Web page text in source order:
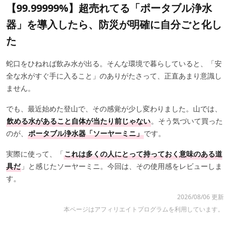
【99.99999%】超売れてる「ポータブル浄水
器」を導入したら、防災が明確に自分ごと化し
た
蛇口をひねれば飲み水が出る。そんな環境で暮らしていると、「安
全な水がすぐ手に入ること」のありがたさって、正直あまり意識し
ません。
でも、最近始めた登山で、その感覚が少し変わりました。山では、
飲める水があること自体が当たり前じゃない。そう気づいて買った
のが、 ポータブル浄水器「ソーヤーミニ」です。
実際に使って、「これは多くの人にとって持っておく意味のある道
具だ 」と感じたソーヤーミニ。今回は、その使用感をレビューしま
す。
2026/08/06 更新
本ページはアフィリエイトプログラムを利用しています。